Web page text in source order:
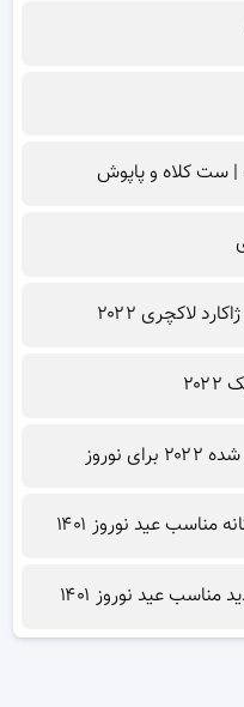
| ست کلاه و پاپوش
لاکچری ۲۰۲۲
عید نوروز ۱۴۰۱